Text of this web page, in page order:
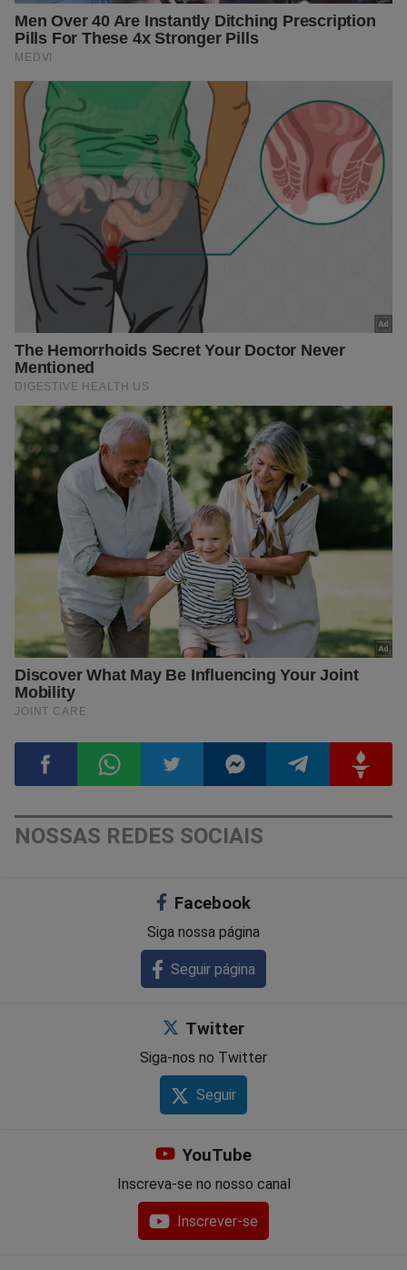
CompartilharCompartilhar
Whatsapp
Compartilhar
Twitter
Compartilhar
Messenger
NOSSAS REDES SOCIAIS
Facebook
Siga nossa página
Seguir página
Twitter
Siga-nos no Twitter
Seguir
YouTube
Inscreva-se no nosso canal
Inscrever-se